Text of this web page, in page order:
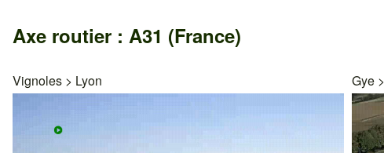
Axe routier : A31 (France)
Vignoles > Lyon Gye>